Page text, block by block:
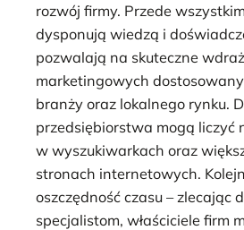
rozwój firmy. Przede
dysponują wiedzą i
pozwalają na skuteczne
marketingowych
branży oraz lokalnego rynku.
przedsiębiorstwa mogą liczyć
w wyszukiwarkach oraz
stronach internetowych.
oszczędność czasu – zlecając
specjalistom, właściciele firm